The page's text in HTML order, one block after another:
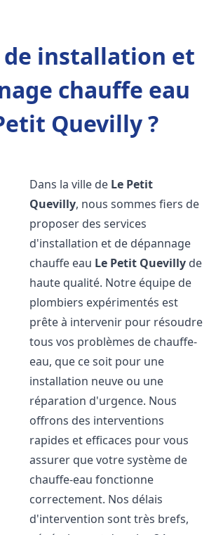
de installation et
chauffe eau
Quevilly ?
Dans la ville de Le Petit
Quevilly, nous sommes fiers de
proposer des services
d'installation et de dépannage
chauffe eau Le Petit Quevilly de
haute qualité. Notre équipe de
plombiers expérimentés est
prête à intervenir pour résoudre
tous vos problèmes de chauffe-
eau, que ce soit pour une
installation neuve ou une
réparation d'urgence. Nous
offrons des interventions
rapides et efficaces pour vous
assurer que votre système de
chauffe-eau fonctionne
correctement. Nos délais
d'intervention sont très brefs,